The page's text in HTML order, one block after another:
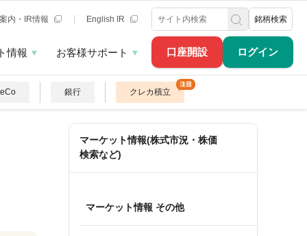
口座開設 ログイン
内・IR情報 English IR 銘柄検索
情報 お客様サポート
銀行 クレカ積立
マーケット情報(株式市況・株価
検索など)
マーケット情報 その他